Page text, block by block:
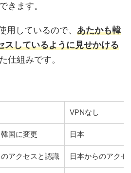
できます。
用しているので、 あたかも韓
スしているように見せかける
仕組みです。
VPNなし
国に変更 日本
アクセスと認識 日本からのアクセ